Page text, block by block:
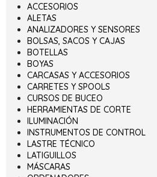
ACCESORIOS
ALETAS
ANALIZADORES Y SENSORES
BOLSAS, SACOS Y CAJAS
BOTELLAS
BOYAS
CARCASAS Y ACCESORIOS
CARRETES Y SPOOLS
CURSOS DE BUCEO
HERRAMIENTAS DE CORTE
ILUMINACIÓN
INSTRUMENTOS DE CONTROL
LASTRE TÉCNICO
LATIGUILLOS
MÁSCARAS